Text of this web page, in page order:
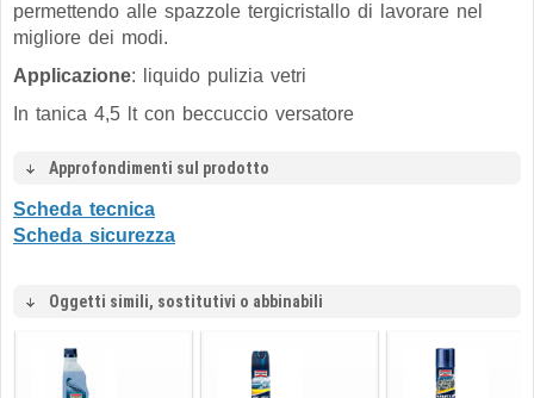
permettendo alle spazzole tergicristallo di lavorare nel
migliore dei modi.
Applicazione: liquido pulizia vetri
In tanica 4,5 lt con beccuccio versatore
Approfondimenti sul prodotto
Scheda tecnica
Scheda sicurezza
Oggetti simili, sostitutivi o abbinabili